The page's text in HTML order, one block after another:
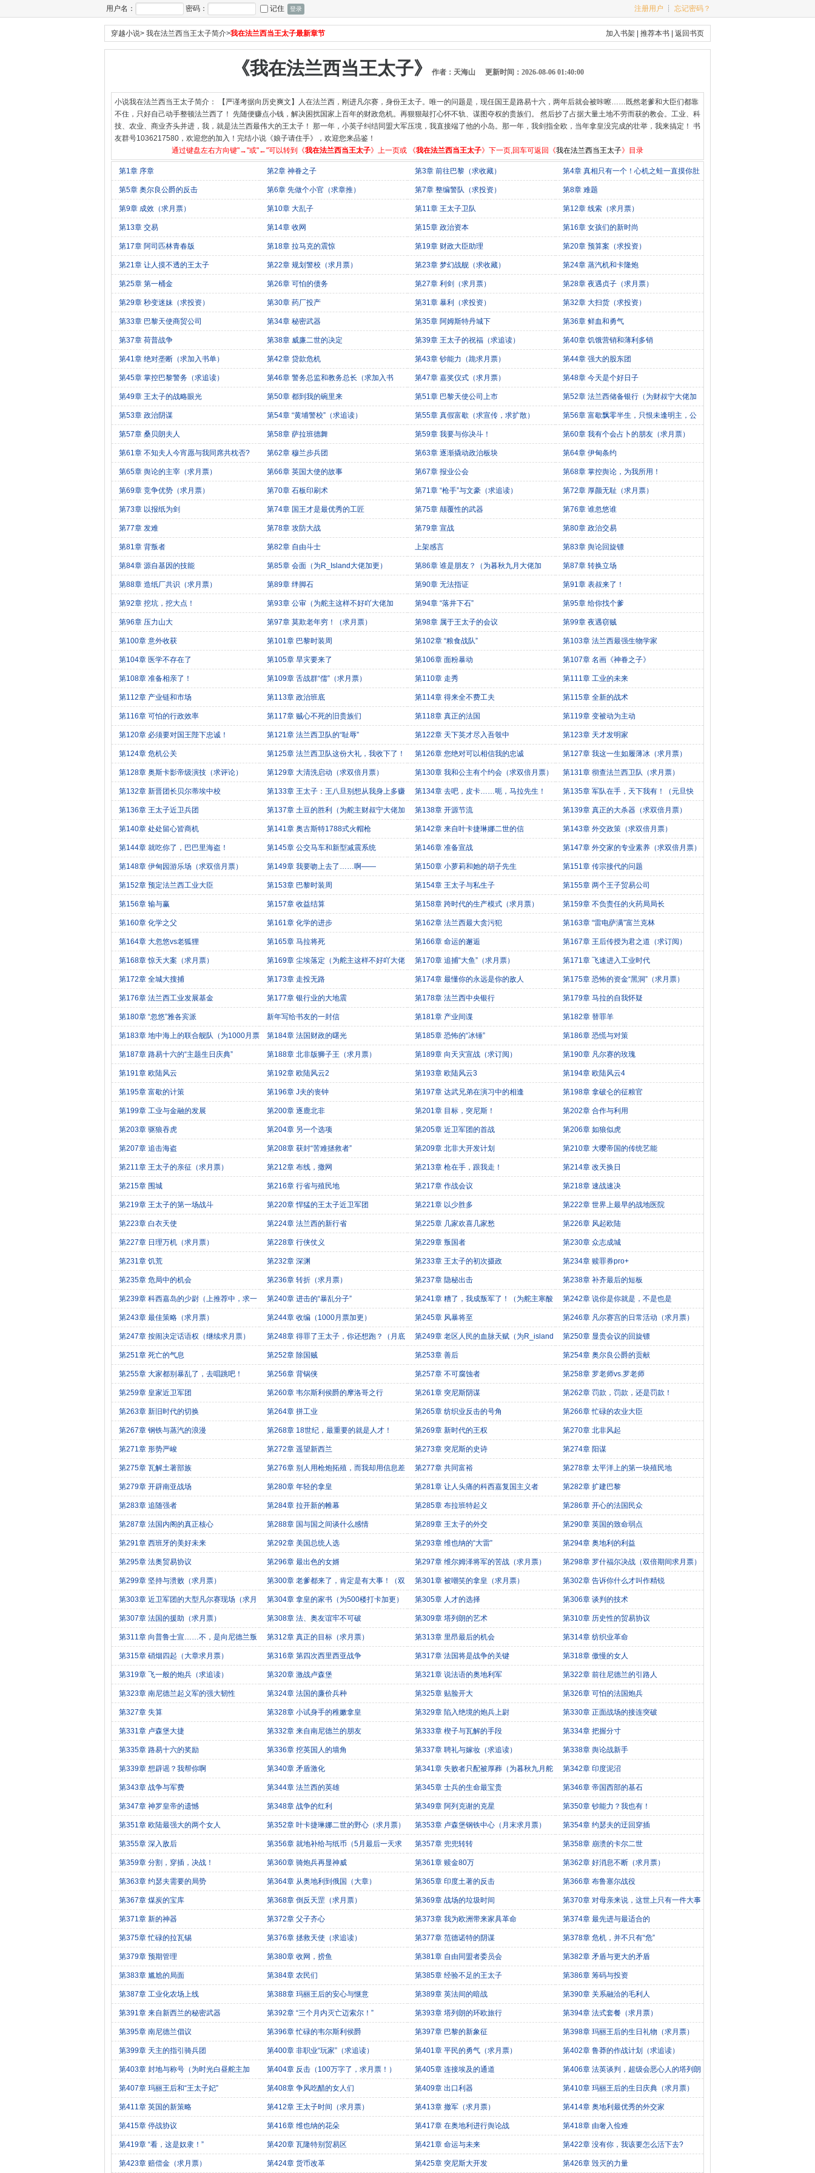
用户名： 密码： 记住 注册用户 ┊ 忘记密码？
穿越小说> 我在法兰西当王太子简介>我在法兰西当王太子最新章节 加入书架 |推荐本书 |返回书页
《我在法兰西当王太子》 作者：天海山 更新时间：2026-08-06 01:40:00
小说我在法兰西当王太子简介： 【严谨考据向历史爽文】人在法兰西，刚进凡尔赛，身份王太子。唯一的问题是，现任国王是路易十六，两年后就会被咔嚓……既然老爹和大臣们都靠
不住，只好自己动手整顿法兰西了！ 先随便赚点小钱，解决困扰国家上百年的财政危机。再狠狠敲打心怀不轨、谋图夺权的贵族们。 然后抄了占据大量土地不劳而获的教会。工业、科
技、农业、商业齐头并进，我，就是法兰西最伟大的王太子！ 那一年，小英子纠结同盟大军压境，我直接端了他的小岛。那一年，我剑指全欧，当年拿皇没完成的壮举，我来搞定！ 书
友群号1036217580，欢迎您的加入！完结小说《娘子请住手》，欢迎您来品鉴！
通过键盘左右方向键"→"或"←"可以转到《我在法兰西当王太子》上一页或 《我在法兰西当王太子》下一页,回车可返回《我在法兰西当王太子》目录
第1章 序章 第2章 神眷之子 第3章 前往巴黎（求收藏） 第4章 真相只有一个！心机之蛙一直摸你肚
子！
第5章 奥尔良公爵的反击 第6章 先做个小官（求章推） 第7章 整编警队（求投资） 第8章 难题
第9章 成效（求月票） 第10章 大乱子 第11章 王太子卫队 第12章 线索（求月票）
第13章 交易 第14章 收网 第15章 政治资本 第16章 女孩们的新时尚
第17章 阿司匹林青春版 第18章 拉马克的震惊 第19章 财政大臣助理 第20章 预算案（求投资）
第21章 让人摸不透的王太子 第22章 规划警校（求月票） 第23章 梦幻战舰（求收藏） 第24章 蒸汽机和卡隆炮
第25章 第一桶金 第26章 可怕的债务 第27章 利剑（求月票） 第28章 夜遇贞子（求月票）
第29章 秒变迷妹（求投资） 第30章 药厂投产 第31章 暴利（求投资） 第32章 大扫货（求投资）
第33章 巴黎天使商贸公司 第34章 秘密武器 第35章 阿姆斯特丹城下 第36章 鲜血和勇气
第37章 荷普战争 第38章 威廉二世的决定 第39章 王太子的祝福（求追读） 第40章 饥饿营销和薄利多销
第41章 绝对垄断（求加入书单） 第42章 贷款危机 第43章 钞能力（跪求月票） 第44章 强大的股东团
第45章 掌控巴黎警务（求追读） 第46章 警务总监和教务总长（求加入书
单）
第47章 嘉奖仪式（求月票） 第48章 今天是个好日子
第49章 王太子的战略眼光 第50章 都到我的碗里来 第51章 巴黎天使公司上市 第52章 法兰西储备银行（为财叔宁大佬加
更）
第53章 政治阴谋 第54章 “黄埔警校”（求追读） 第55章 真假富歇（求宣传，求扩散） 第56章 富歇飘零半生，只恨未逢明主，公
若不弃……
第57章 桑贝朗夫人 第58章 萨拉班德舞 第59章 我要与你决斗！ 第60章 我有个会占卜的朋友（求月票）
第61章 不知夫人今宵愿与我同席共枕否? 第62章 穆兰步兵团 第63章 逐渐撬动政治板块 第64章 伊甸条约
第65章 舆论的主宰（求月票） 第66章 英国大使的故事 第67章 报业公会 第68章 掌控舆论，为我所用！
第69章 竞争优势（求月票） 第70章 石板印刷术 第71章 “枪手”与文豪（求追读） 第72章 厚颜无耻（求月票）
第73章 以报纸为剑 第74章 国王才是最优秀的工匠 第75章 颠覆性的武器 第76章 谁忽悠谁
第77章 发难 第78章 攻防大战 第79章 宣战 第80章 政治交易
第81章 背叛者 第82章 自由斗士 上架感言 第83章 舆论回旋镖
第84章 源自基因的技能 第85章 会面（为R_Island大佬加更） 第86章 谁是朋友？（为暮秋九月大佬加
更）
第87章 转换立场
第88章 造纸厂共识（求月票） 第89章 绊脚石 第90章 无法指证 第91章 表叔来了！
第92章 挖坑，挖大点！ 第93章 公审（为舵主这样不好吖大佬加
更）
第94章 “落井下石” 第95章 给你找个爹
第96章 压力山大 第97章 莫欺老年穷！（求月票） 第98章 属于王太子的会议 第99章 夜遇窃贼
第100章 意外收获 第101章 巴黎时装周 第102章 “粮食战队” 第103章 法兰西最强生物学家
第104章 医学不存在了 第105章 旱灾要来了 第106章 面粉暴动 第107章 名画《神眷之子》
第108章 准备相亲了！ 第109章 舌战群“儒”（求月票） 第110章 走秀 第111章 工业的未来
第112章 产业链和市场 第113章 政治班底 第114章 得来全不费工夫 第115章 全新的战术
第116章 可怕的行政效率 第117章 贼心不死的旧贵族们 第118章 真正的法国 第119章 变被动为主动
第120章 必须要对国王陛下忠诚！ 第121章 法兰西卫队的“耻辱” 第122章 天下英才尽入吾彀中 第123章 天才发明家
第124章 危机公关 第125章 法兰西卫队这份大礼，我收下了！ 第126章 您绝对可以相信我的忠诚 第127章 我这一生如履薄冰（求月票）
第128章 奥斯卡影帝级演技（求评论） 第129章 大清洗启动（求双倍月票） 第130章 我和公主有个约会（求双倍月票） 第131章 彻查法兰西卫队（求月票）
第132章 新晋团长贝尔蒂埃中校 第133章 王太子：王八旦别想从我身上多赚
一个子儿（求双倍月票）
第134章 去吧，皮卡……呃，马拉先生！
（求双倍月票）
第135章 军队在手，天下我有！（元旦快
乐）
第136章 王太子近卫兵团 第137章 土豆的胜利（为舵主财叔宁大佬加
更）
第138章 开源节流 第139章 真正的大杀器（求双倍月票）
第140章 处处留心皆商机 第141章 奥古斯特1788式火帽枪 第142章 来自叶卡捷琳娜二世的信 第143章 外交政策（求双倍月票）
第144章 就吃你了，巴巴里海盗！ 第145章 公交马车和新型减震系统 第146章 准备宣战 第147章 外交家的专业素养（求双倍月票）
第148章 伊甸园游乐场（求双倍月票） 第149章 我要吻上去了……啊—— 第150章 小萝莉和她的胡子先生 第151章 传宗接代的问题
第152章 预定法兰西工业大臣 第153章 巴黎时装周 第154章 王太子与私生子 第155章 两个王子贸易公司
第156章 输与赢 第157章 收益结算 第158章 跨时代的生产模式（求月票） 第159章 不负责任的火药局局长
第160章 化学之父 第161章 化学的进步 第162章 法兰西最大贪污犯 第163章 “雷电萨满”富兰克林
第164章 大忽悠vs老狐狸 第165章 马拉将死 第166章 命运的邂逅 第167章 王后传授为君之道（求订阅）
第168章 惊天大案（求月票） 第169章 尘埃落定（为舵主这样不好吖大佬
加更）
第170章 追捕“大鱼”（求月票） 第171章 飞速进入工业时代
第172章 全城大搜捕 第173章 走投无路 第174章 最懂你的永远是你的敌人 第175章 恐怖的资金“黑洞”（求月票）
第176章 法兰西工业发展基金 第177章 银行业的大地震 第178章 法兰西中央银行 第179章 马拉的自我怀疑
第180章 “忽悠”雅各宾派 新年写给书友的一封信 第181章 产业间谍 第182章 替罪羊
第183章 地中海上的联合舰队（为1000月票
加更）
第184章 法国财政的曙光 第185章 恐怖的“冰锤” 第186章 恐慌与对策
第187章 路易十六的“主题生日庆典” 第188章 北非版狮子王（求月票） 第189章 向天灾宣战（求订阅） 第190章 凡尔赛的玫瑰
第191章 欧陆风云 第192章 欧陆风云2 第193章 欧陆风云3 第194章 欧陆风云4
第195章 富歇的计策 第196章 J夫的丧钟 第197章 达武兄弟在演习中的相逢 第198章 拿破仑的征粮官
第199章 工业与金融的发展 第200章 逐鹿北非 第201章 目标，突尼斯！ 第202章 合作与利用
第203章 驱狼吞虎 第204章 另一个选项 第205章 近卫军团的首战 第206章 如狼似虎
第207章 追击海盗 第208章 获封“苦难拯救者” 第209章 北非大开发计划 第210章 大嘤帝国的传统艺能
第211章 王太子的亲征（求月票） 第212章 布线，撒网 第213章 枪在手，跟我走！ 第214章 改天换日
第215章 围城 第216章 行省与殖民地 第217章 作战会议 第218章 速战速决
第219章 王太子的第一场战斗 第220章 悍猛的王太子近卫军团 第221章 以少胜多 第222章 世界上最早的战地医院
第223章 白衣天使 第224章 法兰西的新行省 第225章 几家欢喜几家愁 第226章 风起欧陆
第227章 日理万机（求月票） 第228章 行侠仗义 第229章 叛国者 第230章 众志成城
第231章 饥荒 第232章 深渊 第233章 王太子的初次摄政 第234章 赎罪券pro+
第235章 危局中的机会 第236章 转折（求月票） 第237章 隐秘出击 第238章 补齐最后的短板
第239章 科西嘉岛的少尉（上推荐中，求一
切！）
第240章 进击的“暴乱分子” 第241章 糟了，我成叛军了！（为舵主寒酸
加更）
第242章 说你是你就是，不是也是
第243章 最佳策略（求月票） 第244章 收编（1000月票加更） 第245章 风暴将至 第246章 凡尔赛宫的日常活动（求月票）
第247章 按闹决定话语权（继续求月票） 第248章 得罪了王太子，你还想跑？（月底
求月票！今晚还有一更！）
第249章 老区人民的血脉天赋（为R_island
舵主加更）
第250章 显贵会议的回旋镖
第251章 死亡的气息 第252章 除国贼 第253章 善后 第254章 奥尔良公爵的贡献
第255章 大家都别暴乱了，去唱跳吧！ 第256章 背锅侠 第257章 不可腐蚀者 第258章 罗老师vs.罗老师
第259章 皇家近卫军团 第260章 韦尔斯利侯爵的摩洛哥之行 第261章 突尼斯阴谋 第262章 罚款，罚款，还是罚款！
第263章 新旧时代的切换 第264章 拼工业 第265章 纺织业反击的号角 第266章 忙碌的农业大臣
第267章 钢铁与蒸汽的浪漫 第268章 18世纪，最重要的就是人才！ 第269章 新时代的王权 第270章 北非风起
第271章 形势严峻 第272章 遥望新西兰 第273章 突尼斯的史诗 第274章 阳谋
第275章 瓦解土著部族 第276章 别人用枪炮拓殖，而我却用信息差 第277章 共同富裕 第278章 太平洋上的第一块殖民地
第279章 开辟南亚战场 第280章 年轻的拿皇 第281章 让人头痛的科西嘉复国主义者 第282章 扩建巴黎
第283章 追随强者 第284章 拉开新的帷幕 第285章 布拉班特起义 第286章 开心的法国民众
第287章 法国内阁的真正核心 第288章 国与国之间谈什么感情 第289章 王太子的外交 第290章 英国的致命弱点
第291章 西班牙的美好未来 第292章 美国总统人选 第293章 维也纳的“大雷” 第294章 奥地利的利益
第295章 法奥贸易协议 第296章 最出色的女婿 第297章 维尔姆泽将军的苦战（求月票） 第298章 罗什福尔决战（双倍期间求月票）
第299章 坚持与溃败（求月票） 第300章 老爹都来了，肯定是有大事！（双
倍期间求月票）
第301章 被嘲笑的拿皇（求月票） 第302章 告诉你什么才叫作精锐
第303章 近卫军团的大型凡尔赛现场（求月
票）
第304章 拿皇的家书（为500楼打卡加更） 第305章 人才的选择 第306章 谈判的技术
第307章 法国的援助（求月票） 第308章 法、奥友谊牢不可破 第309章 塔列朗的艺术 第310章 历史性的贸易协议
第311章 向普鲁士宣……不，是向尼德兰叛
军宣战
第312章 真正的目标（求月票） 第313章 里昂最后的机会 第314章 纺织业革命
第315章 硝烟四起（大章求月票） 第316章 第四次西里西亚战争 第317章 法国将是战争的关键 第318章 傲慢的女人
第319章 飞一般的炮兵（求追读） 第320章 激战卢森堡 第321章 说法语的奥地利军 第322章 前往尼德兰的引路人
第323章 南尼德兰起义军的强大韧性 第324章 法国的廉价兵种 第325章 贴脸开大 第326章 可怕的法国炮兵
第327章 失算 第328章 小试身手的稚嫩拿皇 第329章 陷入绝境的炮兵上尉 第330章 正面战场的接连突破
第331章 卢森堡大捷 第332章 来自南尼德兰的朋友 第333章 楔子与瓦解的手段 第334章 把握分寸
第335章 路易十六的奖励 第336章 挖英国人的墙角 第337章 聘礼与嫁妆（求追读） 第338章 舆论战新手
第339章 想辟谣？我帮你啊 第340章 矛盾激化 第341章 失败者只配被厚葬（为暮秋九月舵
主加更）
第342章 印度泥沼
第343章 战争与军费 第344章 法兰西的英雄 第345章 士兵的生命最宝贵 第346章 帝国西部的基石
第347章 神罗皇帝的遗憾 第348章 战争的红利 第349章 阿列克谢的克星 第350章 钞能力？我也有！
第351章 欧陆最强大的两个女人 第352章 叶卡捷琳娜二世的野心（求月票） 第353章 卢森堡钢铁中心（月末求月票） 第354章 约瑟夫的迂回穿插
第355章 深入敌后 第356章 就地补给与纸币（5月最后一天求
月票）
第357章 兜兜转转 第358章 崩溃的卡尔二世
第359章 分割，穿插，决战！ 第360章 骑炮兵再显神威 第361章 赎金80万 第362章 好消息不断（求月票）
第363章 约瑟夫需要的局势 第364章 从奥地利到俄国（大章） 第365章 印度土著的反击 第366章 布鲁塞尔战役
第367章 煤炭的宝库 第368章 倒反天罡（求月票） 第369章 战场的垃圾时间 第370章 对母亲来说，这世上只有一件大事
第371章 新的神器 第372章 父子齐心 第373章 我为欧洲带来家具革命 第374章 最先进与最适合的
第375章 忙碌的拉瓦锡 第376章 拯救天使（求追读） 第377章 范德诺特的阴谋 第378章 危机，并不只有“危”
第379章 预期管理 第380章 收网，捞鱼 第381章 自由同盟者委员会 第382章 矛盾与更大的矛盾
第383章 尴尬的局面 第384章 农民们 第385章 经验不足的王太子 第386章 筹码与投资
第387章 工业化农场上线 第388章 玛丽王后的安心与惬意 第389章 英法间的暗战 第390章 关系融洽的毛利人
第391章 来自新西兰的秘密武器 第392章 “三个月内灭亡迈索尔！” 第393章 塔列朗的环欧旅行 第394章 法式套餐（求月票）
第395章 南尼德兰倡议 第396章 忙碌的韦尔斯利侯爵 第397章 巴黎的新象征 第398章 玛丽王后的生日礼物（求月票）
第399章 天主的指引骑兵团 第400章 非职业“玩家”（求追读） 第401章 平民的勇气（求月票） 第402章 鲁莽的作战计划（求追读）
第403章 封地与称号（为时光白昼舵主加
更）
第404章 反击（100万字了，求月票！） 第405章 连接埃及的通道 第406章 法英谈判，超级会恶心人的塔列朗
第407章 玛丽王后和“王太子妃” 第408章 争风吃醋的女人们 第409章 出口利器 第410章 玛丽王后的生日庆典（求月票）
第411章 英国的新策略 第412章 王太子时间（求月票） 第413章 撤军（求月票） 第414章 奥地利最优秀的外交家
第415章 停战协议 第416章 维也纳的花朵 第417章 在奥地利进行舆论战 第418章 由奢入俭难
第419章 “看，这是奴隶！” 第420章 瓦隆特别贸易区 第421章 命运与未来 第422章 没有你，我该要怎么活下去?
第423章 赔偿金（求月票） 第424章 货币改革 第425章 突尼斯大开发 第426章 毁灭的力量